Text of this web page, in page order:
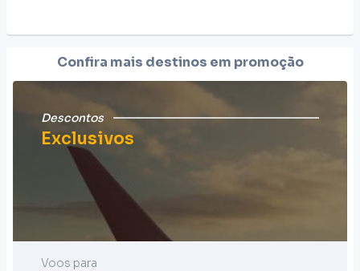
Confira mais destinos em promoção
Descontos
Exclusivos
Voos para